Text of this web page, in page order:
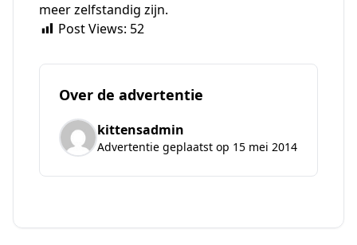
meer zelfstandig zijn.
Post Views: 52
Over de advertentie
kittensadmin
Advertentie geplaatst op 15 mei 2014